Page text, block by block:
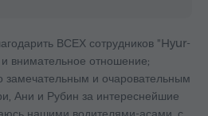
ВСЕХ сотрудников "Hyur-
внимательное отношение;
замечательным и очаровательным
Ани и Рубин за интереснейшие